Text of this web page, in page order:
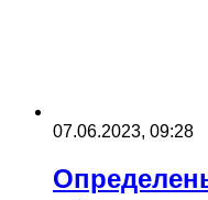
07.06.2023, 09:28